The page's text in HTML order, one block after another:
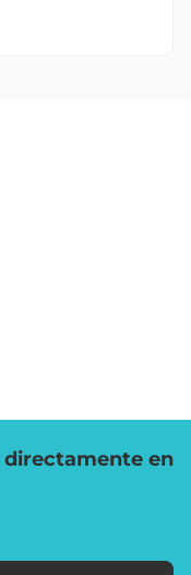
directamente en